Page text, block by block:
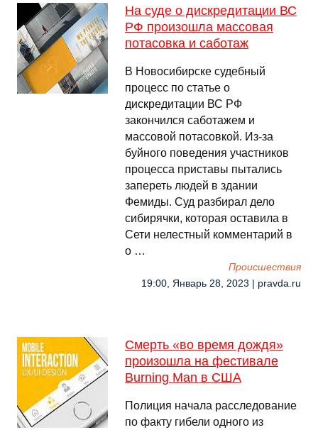
На суде о дискредитации ВС
РФ произошла массовая
потасовка и саботаж
В Новосибирске судебный
процесс по статье о
дискредитации ВС РФ
закончился саботажем и
массовой потасовкой. Из-за
буйного поведения участников
процесса приставы пытались
запереть людей в здании
Фемиды. Суд разбирал дело
сибирячки, которая оставила в
Сети нелестный комментарий в
о …
Происшествия
19:00, Январь 28, 2023 | pravda.ru
Смерть «во время дождя»
произошла на фестивале
Burning Man в США
Полиция начала расследование
по факту гибели одного из